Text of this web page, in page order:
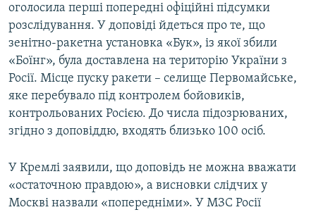
оголосила перші попередні офіційні підсумки
розслідування. У доповіді йдеться про те, що
зенітно-ракетна установка «Бук», із якої збили
«Боїнг», була доставлена на територію України з
Росії. Місце пуску ракети – селище Первомайське,
яке перебувало під контролем бойовиків,
контрольованих Росією. До числа підозрюваних,
згідно з доповіддю, входять близько 100 осіб.
У Кремлі заявили, що доповідь не можна вважати
«остаточною правдою», а висновки слідчих у
Москві назвали «попередніми». У МЗС Росії